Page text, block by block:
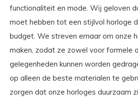
functionaliteit en mode. Wij geloven
moet hebben tot een stijlvol horloge
budget. We streven ernaar om onze
maken, zodat ze zowel voor formele
gelegenheden kunnen worden
op alleen de beste materialen te
zorgen dat onze horloges duurzaam